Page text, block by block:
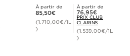
À partir de
Nouveau prix 85,50€
85,50€
(1.710,00€/1L
)
À partir de
Prix Club Clarins 76,95€
76,95€
PRIX CLUB
CLARINS
(1.539,00€/1L
)